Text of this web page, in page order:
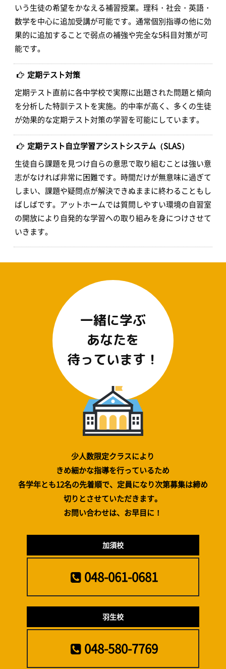
いう生徒の希望をかなえる補習授業。理科・社会・英語・
数学を中心に追加受講が可能です。通常個別指導の他に効
果的に追加することで弱点の補強や完全な5科目対策が可
能です。
定期テスト対策
定期テスト直前に各中学校で実際に出題された問題と傾向
を分析した特訓テストを実施。的中率が高く、多くの生徒
が効果的な定期テスト対策の学習を可能にしています。
定期テスト自立学習アシストシステム（SLAS）
生徒自ら課題を見つけ自らの意思で取り組むことは強い意
志がなければ非常に困難です。時間だけが無意味に過ぎて
しまい、課題や疑問点が解決できぬままに終わることもし
ばしばです。アットホームでは質問しやすい環境の自習室
の開放により自発的な学習への取り組みを身につけさせて
いきます。
一緒に学ぶ
あなたを
待っています！
少人数限定クラスにより
きめ細かな指導を行っているため
各学年とも12名の先着順で、定員になり次第募集は締め
切りとさせていただきます。
お問い合わせは、お早目に！
加須校
048-061-0681
羽生校
048-580-7769